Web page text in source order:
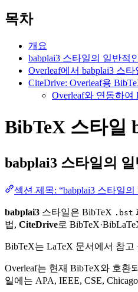
목차
개요
babplai3 스타일의 일반적
Overleaf에서 babplai3 스타
CiteDrive: Overleaf용
Overleaf와 연동하
BibTeX 스타일
babplai3 스타일의
섹션 제목: “babplai3 스타일
babplai3 스타일은 BibTeX .bst
법, CiteDrive로
BibTeX는 LaTeX 문서에서 참
Overleaf는 현재 BibTeX와 호
일에는 APA, IEEE, CSE,